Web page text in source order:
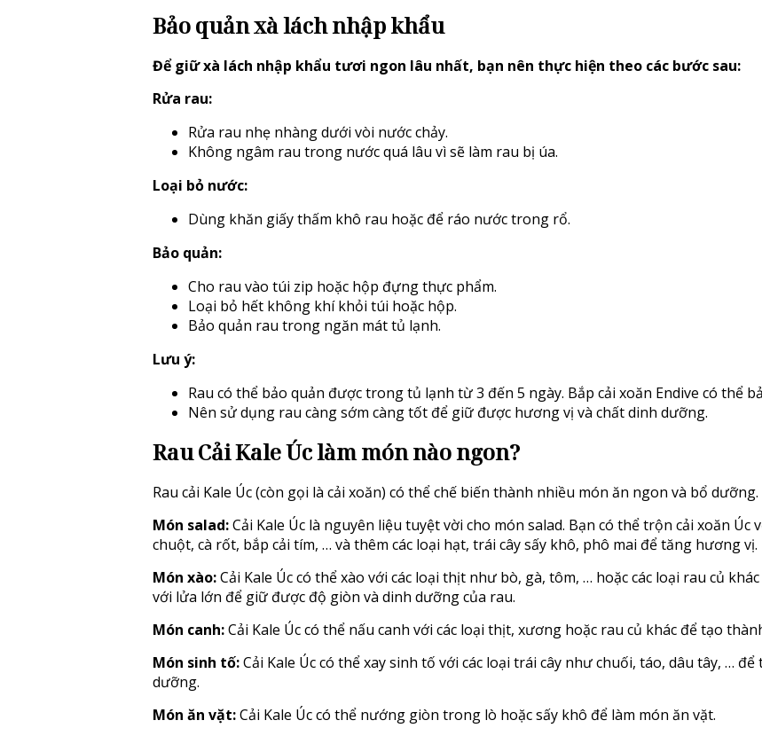
Bảo quản xà lách nhập khẩu
Để giữ xà lách nhập khẩu tươi ngon lâu nhất, bạn nên thực hiện theo các bước sau:
Rửa rau:
Rửa rau nhẹ nhàng dưới vòi nước chảy.
Không ngâm rau trong nước quá lâu vì sẽ làm rau bị úa.
Loại bỏ nước:
Dùng khăn giấy thấm khô rau hoặc để ráo nước trong rổ.
Bảo quản:
Cho rau vào túi zip hoặc hộp đựng thực phẩm.
Loại bỏ hết không khí khỏi túi hoặc hộp.
Bảo quản rau trong ngăn mát tủ lạnh.
Lưu ý:
Rau có thể bảo quản được trong tủ lạnh từ 3 đến 5 ngày. Bắp cải xoăn Endive có thể
Nên sử dụng rau càng sớm càng tốt để giữ được hương vị và chất dinh dưỡng.
Rau Cải Kale Úclàm món nào ngon?
Rau cải Kale Úc (còn gọi là cải xoăn) có thể chế biến thành nhiều món ăn ngon và bổ
Món salad:Cải Kale Úc là nguyên liệu tuyệt vời cho món salad. Bạn có thể trộn cải xoăn Úc
chuột, cà rốt, bắp cải tím, … và thêm các loại hạt, trái cây sấy khô, phô mai để tăng hương vị.
Món xào:Cải Kale Úc có thể xào với các loại thịt như bò, gà, tôm, … hoặc các loại rau củ
với lửa lớn để giữ được độ giòn và dinh dưỡng của rau.
Món canh:Cải Kale Úc có thể nấu canh với các loại thịt, xương hoặc rau củ khác để tạo
Món sinh tố:Cải Kale Úc có thể xay sinh tố với các loại trái cây như chuối, táo, dâu tây, …
dưỡng.
Món ăn vặt:Cải Kale Úc có thể nướng giòn trong lò hoặc sấy khô để làm món ăn vặt.